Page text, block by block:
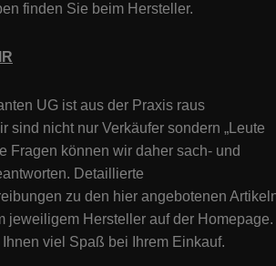
finden Sie beim Hersteller.
UG ist aus der Praxis raus
sind nicht nur Verkäufer sondern „Leute
Fragen können wir daher sach- und
Detaillierte
zu den hier angebotenen
jeweiligem Hersteller auf der Homepage.
viel Spaß bei Ihrem Einkauf.